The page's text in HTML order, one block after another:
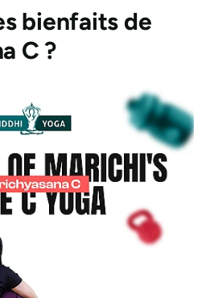
bienfaits de
C ?